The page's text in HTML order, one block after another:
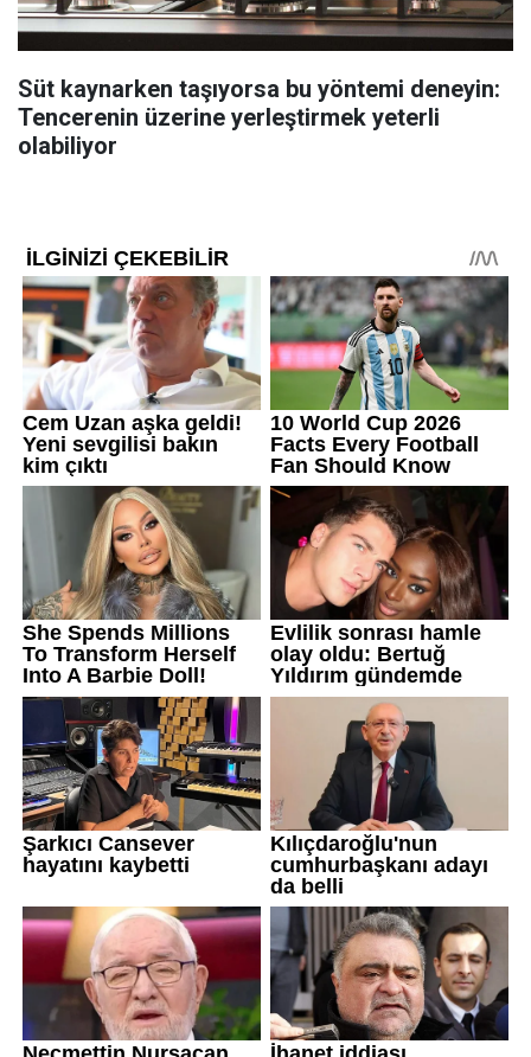
Süt kaynarken taşıyorsa bu yöntemi deneyin:
Tencerenin üzerine yerleştirmek yeterli
olabiliyor